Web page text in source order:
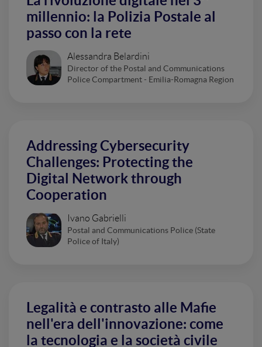
millennio: la Polizia Postale al
passo con la rete
Alessandra Belardini
Director of the Postal and Communications
Police Compartment - Emilia-Romagna Region
Addressing Cybersecurity
Challenges: Protecting the
Digital Network through
Cooperation
Ivano Gabrielli
Postal and Communications Police (State
Police of Italy)
Legalità e contrasto alle Mafie
nell'era dell'innovazione: come
la tecnologia e la società civile